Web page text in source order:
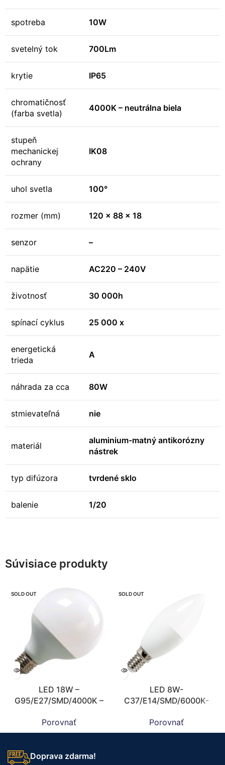
spotreba 10W
svetelný tok 700Lm
krytie IP65
chromatičnosť
(farba svetla)
4000K – neutrálna biela
stupeň
mechanickej
ochrany
IK08
uhol svetla 100°
rozmer (mm) 120 x 88 x 18
senzor –
napätie AC220 – 240V
životnosť 30 000h
spínací cyklus 25 000 x
energetická
trieda
A
náhrada za cca 80W
stmievateľná nie
materiál
aluminium-matný antikorózny
nástrek
typ difúzora tvrdené sklo
balenie 1/20
Súvisiace produkty
SOLD OUT
LED 18W –
G95/E27/SMD/4000K –
Porovnať
SOLD OUT
LED 8W-
C37/E14/SMD/6000K-
Porovnať
Doprava zdarma!